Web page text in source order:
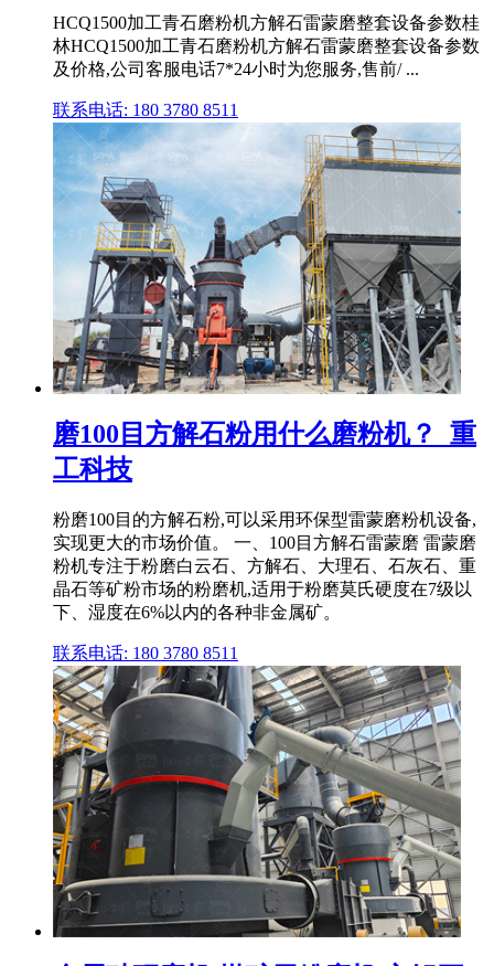
HCQ1500加工青石磨粉机方解石雷蒙磨整套设备参数桂
林HCQ1500加工青石磨粉机方解石雷蒙磨整套设备参数
及价格,公司客服电话7*24小时为您服务,售前/ ...
联系电话: 180 3780 8511
磨100目方解石粉用什么磨粉机？_重
工科技
粉磨100目的方解石粉,可以采用环保型雷蒙磨粉机设备,
实现更大的市场价值。 一、100目方解石雷蒙磨 雷蒙磨
粉机专注于粉磨白云石、方解石、大理石、石灰石、重
晶石等矿粉市场的粉磨机,适用于粉磨莫氏硬度在7级以
下、湿度在6%以内的各种非金属矿。
联系电话: 180 3780 8511